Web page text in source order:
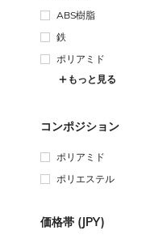
ABS樹脂
鉄
ポリアミド
もっと見る
コンポジション
ポリアミド
ポリエステル
価格帯 (JPY)